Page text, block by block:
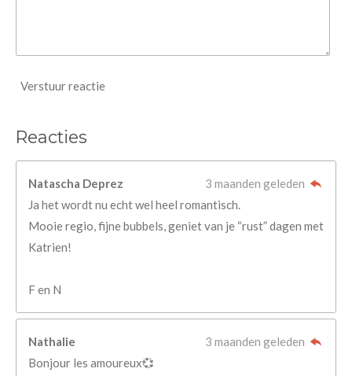
Verstuur reactie
Reacties
Natascha Deprez
3 maanden geleden
Ja het wordt nu echt wel heel romantisch.
Mooie regio, fijne bubbels, geniet van je “rust” dagen met
Katrien!
F en N
Nathalie
3 maanden geleden
Bonjour les amoureux💞